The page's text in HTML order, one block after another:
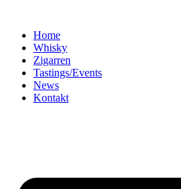
Home
Whisky
Zigarren
Tastings/Events
News
Kontakt